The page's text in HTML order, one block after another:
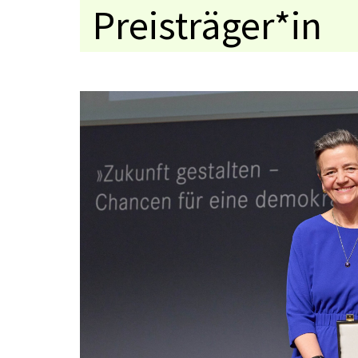
Preisträger*in
Jahresthema
Kolloquium
Preisverleihung
Ansprachen
Mitschnitte